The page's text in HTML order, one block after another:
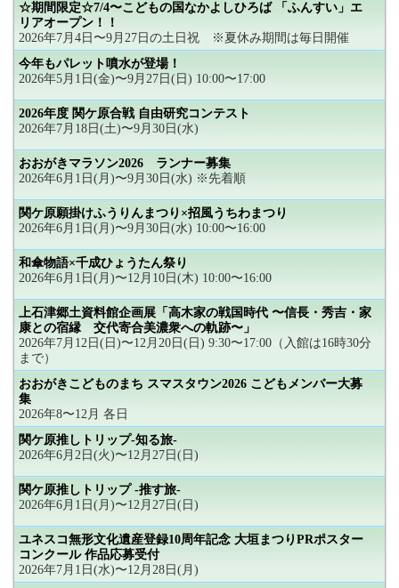
☆期間限定☆7/4〜こどもの国なかよしひろば 「ふんすい」エ
リアオープン！！
2026年7月4日〜9月27日の土日祝 ※夏休み期間は毎日開催
今年もパレット噴水が登場！
2026年5月1日(金)〜9月27日(日) 10:00〜17:00
2026年度 関ケ原合戦 自由研究コンテスト
2026年7月18日(土)〜9月30日(水)
おおがきマラソン2026 ランナー募集
2026年6月1日(月)〜9月30日(水) ※先着順
関ケ原願掛けふうりんまつり×招風うちわまつり
2026年6月1日(月)〜9月30日(水) 10:00〜16:00
和傘物語×千成ひょうたん祭り
2026年6月1日(月)〜12月10日(木) 10:00〜16:00
上石津郷土資料館企画展「高木家の戦国時代 〜信長・秀吉・家
康との宿縁 交代寄合美濃衆への軌跡〜」
2026年7月12日(日)〜12月20日(日) 9:30〜17:00（入館は16時30分
まで）
おおがきこどものまち スマスタウン2026 こどもメンバー大募
集
2026年8〜12月 各日
関ケ原推しトリップ-知る旅-
2026年6月2日(火)〜12月27日(日)
関ケ原推しトリップ -推す旅-
2026年6月1日(月)〜12月27日(日)
ユネスコ無形文化遺産登録10周年記念 大垣まつりPRポスター
コンクール 作品応募受付
2026年7月1日(水)〜12月28日(月)